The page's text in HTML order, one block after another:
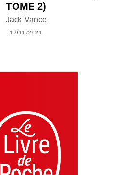
TOME 2)
Jack Vance
17/11/2021